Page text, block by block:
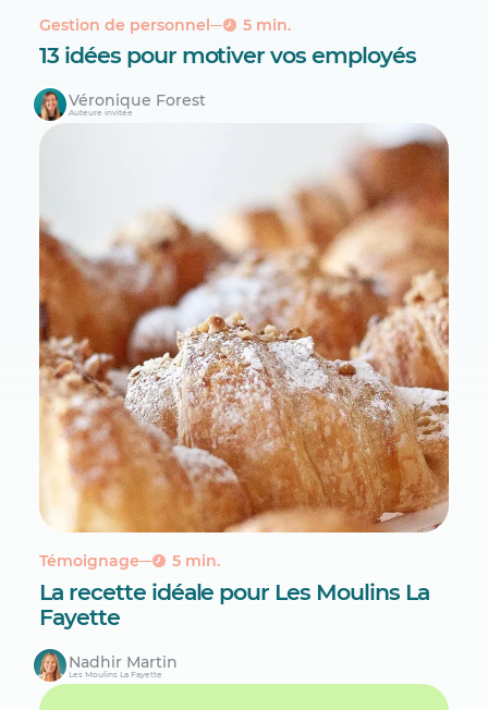
Gestion de personnel 5 min.
13 idées pour motiver vos employés
Véronique Forest
Auteure invitée
Témoignage 5 min.
La recette idéale pour Les Moulins La
Fayette
Nadhir Martin
Les Moulins La Fayette